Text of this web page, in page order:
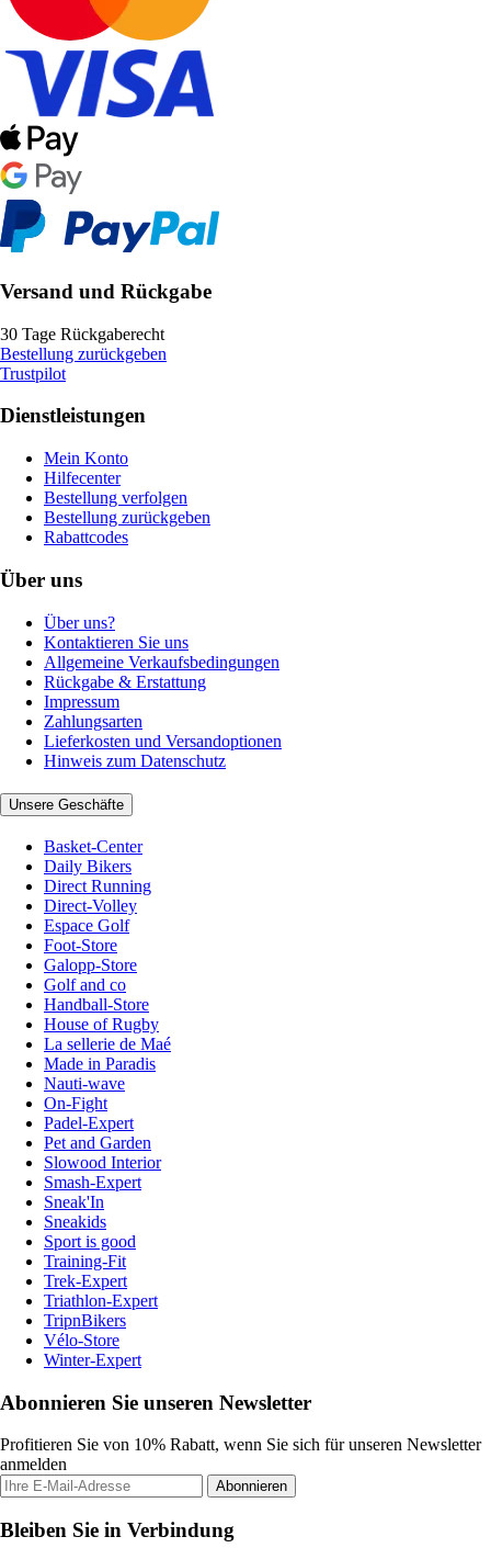
Versand und Rückgabe
30 Tage Rückgaberecht
Bestellung zurückgeben
Trustpilot
Dienstleistungen
Mein Konto
Hilfecenter
Bestellung verfolgen
Bestellung zurückgeben
Rabattcodes
Über uns
Über uns?
Kontaktieren Sie uns
Allgemeine Verkaufsbedingungen
Rückgabe & Erstattung
Impressum
Zahlungsarten
Lieferkosten und Versandoptionen
Hinweis zum Datenschutz
Unsere Geschäfte
Basket-Center
Daily Bikers
Direct Running
Direct-Volley
Espace Golf
Foot-Store
Galopp-Store
Golf and co
Handball-Store
House of Rugby
La sellerie de Maé
Made in Paradis
Nauti-wave
On-Fight
Padel-Expert
Pet and Garden
Slowood Interior
Smash-Expert
Sneak'In
Sneakids
Sport is good
Training-Fit
Trek-Expert
Triathlon-Expert
TripnBikers
Vélo-Store
Winter-Expert
Abonnieren Sie unseren Newsletter
Profitieren Sie von 10% Rabatt, wenn Sie sich für unseren Newsletter
anmelden
Abonnieren
Bleiben Sie in Verbindung